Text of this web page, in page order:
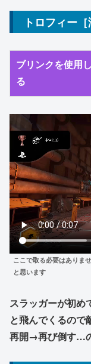
トロフィー［
ブリンクを使用
る
ここで取る必要はありま
と思います
スラッガーが初め
と飛んでくるの
再開→再び倒す…